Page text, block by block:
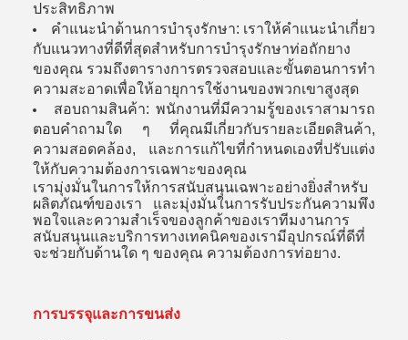
ประสิทธิภาพ
คําแนะนําด้านการบํารุงรักษา: เราให้คําแนะนําเกี่ยว
กับแนวทางที่ดีที่สุดสําหรับการบํารุงรักษาท่อถักยาง
ของคุณ รวมถึงตารางการตรวจสอบและขั้นตอนการทํา
ความสะอาดเพื่อให้อายุการใช้งานของพวกเขาสูงสุด
สอบถามสินค้า: พนักงานที่มีความรู้ของเราสามารถ
ตอบคําถามใด ๆ ที่คุณมีเกี่ยวกับรายละเอียดสินค้า,
ความสอดคล้อง, และการแก้ไขที่กําหนดเองที่ปรับแต่ง
ให้กับความต้องการเฉพาะของคุณ
เรามุ่งมั่นในการให้การสนับสนุนเฉพาะอย่างยิ่งสําหรับ
ผลิตภัณฑ์ของเรา และมุ่งมั่นในการรับประกันความพึง
พอใจและความสําเร็จของลูกค้าของเราทีมงานการ
สนับสนุนและบริการทางเทคนิคของเรามีอุปกรณ์ที่ดีที่
จะช่วยกับด้านใด ๆ ของคุณ ความต้องการท่อยาง.
การบรรจุและการขนส่ง